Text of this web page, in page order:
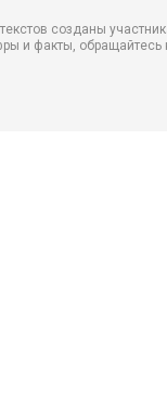
созданы
и факты,